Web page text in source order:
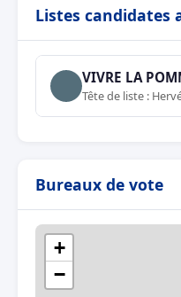
Listes candidates
VIVRE LA
Tête de liste :
Bureaux de vote
+
−